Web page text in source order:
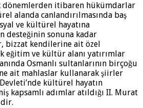
dönemlerden itibaren hükümdarlar
alanda canlandırılmasında baş
ve kültürel hayatına
desteğinin sonuna kadar
bizzat kendilerine ait özel
eğitim ve kültür alanı yatırımlar
Osmanlı sultanlarının birçoğu
ait mahlaslar kullanarak şiirler
kültürel hayatın
kapsamlı adımlar atıldığı II. Murat